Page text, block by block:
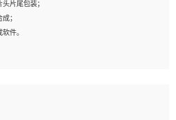
识；
片尾包装；
；
件。
、熟练掌握视频剪辑和特效包装软件；